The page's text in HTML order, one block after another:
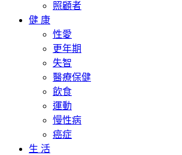
照顧者
健 康
性愛
更年期
失智
醫療保健
飲食
運動
慢性病
癌症
生 活